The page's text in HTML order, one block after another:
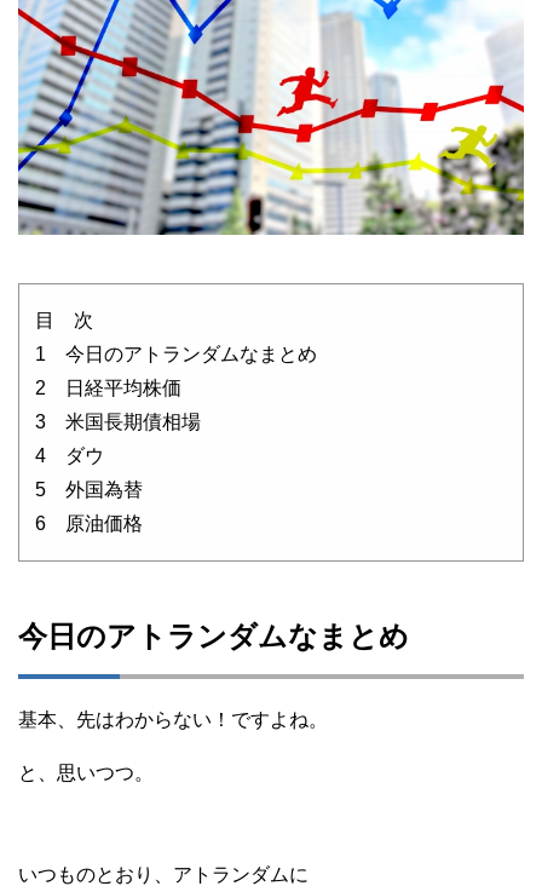
目 次
1 今日のアトランダムなまとめ
2 日経平均株価
3 米国長期債相場
4 ダウ
5 外国為替
6 原油価格
今日のアトランダムなまとめ
基本、先はわからない！ですよね。
と、思いつつ。
いつものとおり、アトランダムに